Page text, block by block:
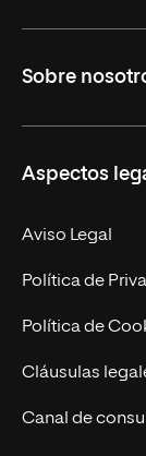
Másteres
Doctorados
Experto
Postgrados
Cursos
Sobre
Facultades
Nuestro Equipo
Trabaja en UNIR
Actualidad
UNIR Revista
Eventos
Aspectos
Aviso Legal
Política de
Política de
Cláusulas
Canal de